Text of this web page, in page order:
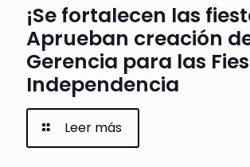
¡Se fortalecen las
Aprueban creación
Gerencia para las
Independencia
Leer más